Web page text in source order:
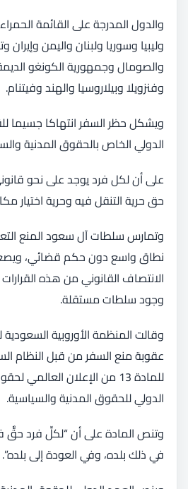
والدول المدرجة على القائمة
وليبيا وسوريا ولبنان واليمن وإيران
والصومال وجمهورية الكونغو
وفنزويلا وبيلاروسيا والهند وفيتنام.
ويشكل حظر السفر انتهاكا جسيما
الدولي الخاص بالحقوق المدنية
على أن لكل فرد يوجد على نحو
حق حرية التنقل فيه وحرية اختيار
وتمارس سلطات آل سعود المنع
نطاق واسع دون حكم قضائي،
الانتصاف القانوني من هذه
وجود سلطات مستقلة.
وقالت المنظمة الأوروبية
عقوبة منع السفر من قبل النظام
للمادة 13 من الإعلان
الدولي للحقوق المدنية والسياسية.
وتنص المادة على أن “لكلِّ فرد حقٌّ
في ذلك بلده، وفي العودة إلى بلده”.